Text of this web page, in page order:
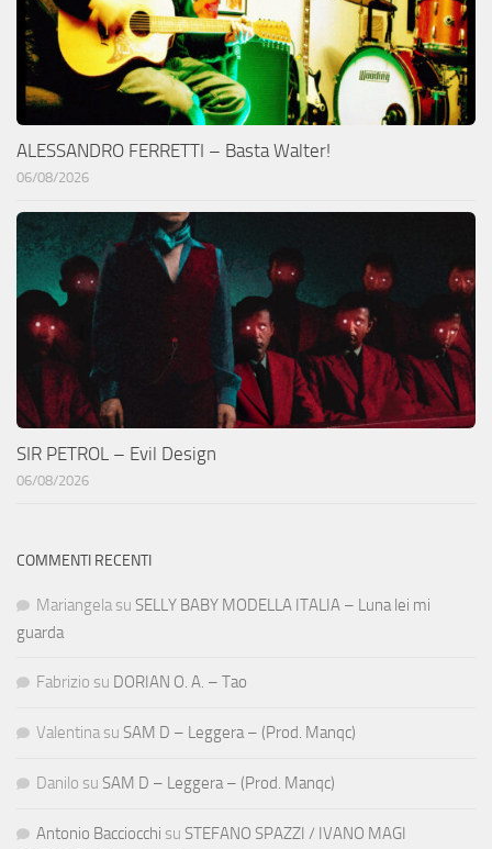
ALESSANDRO FERRETTI – Basta Walter!
06/08/2026
SIR PETROL – Evil Design
06/08/2026
COMMENTI RECENTI
Mariangela su SELLY BABY MODELLA ITALIA – Luna lei mi
guarda
Fabrizio su DORIAN O. A. – Tao
Valentina su SAM D – Leggera – (Prod. Manqc)
Danilo su SAM D – Leggera – (Prod. Manqc)
Antonio Bacciocchi su STEFANO SPAZZI / IVANO MAGI